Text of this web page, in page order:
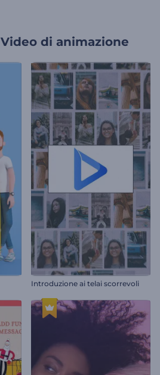
Video di animazione
Introduzione ai telai scorrevoli